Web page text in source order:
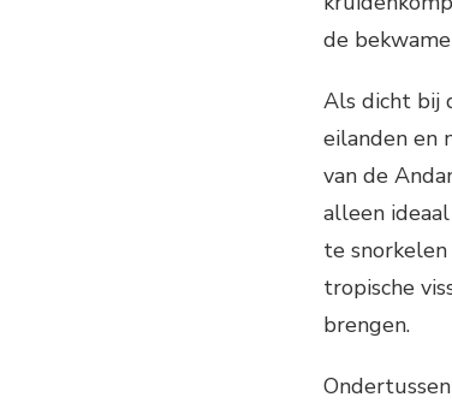
de
Als dicht bij
eilanden en
van de
alleen
te
tropische
brengen.